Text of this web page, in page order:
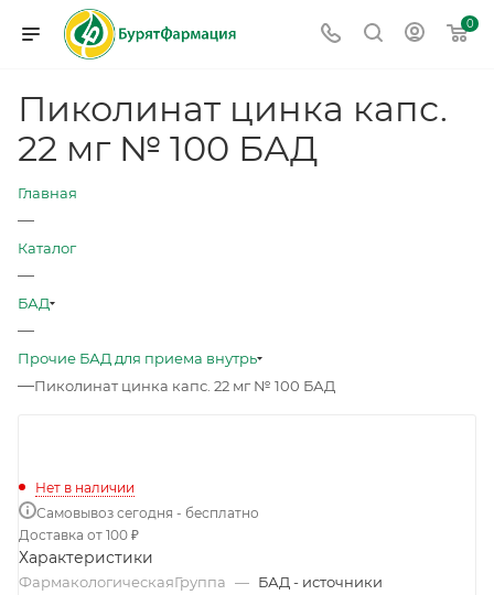
0
Пиколинат цинка капс.
22 мг № 100 БАД
Главная
—
Каталог
—
БАД
—
Прочие БАД для приема внутрь
—Пиколинат цинка капс. 22 мг № 100 БАД
Нет в наличии
Самовывоз сегодня - бесплатно
Доставка от 100 ₽
Характеристики
ФармакологическаяГруппа — БАД - источники